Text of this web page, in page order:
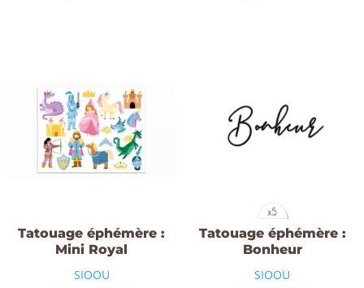
Tatouage éphémère :
Mini Royal
SIOOU
Tatouage éphémère :
Bonheur
SIOOU